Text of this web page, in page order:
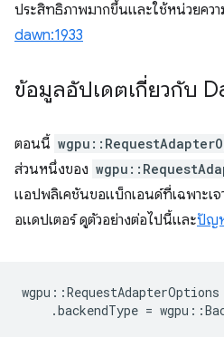
ประสิทธิภาพมากขึ้นและใช้หน่วยคว
dawn:1933
ข้อมูลอัปเดตเกี่ยวกับ
ตอนนี้
ส่วนหนึ่งของ
แอปพลิเคชันขอแบ็กเอนด์ที่เฉพาะเจ
อแดปเตอร์ ดูตัวอย่างต่อไปนี้และปัญ
wgpu ::RequestAdapterOptions
.backendType = wgpu ::